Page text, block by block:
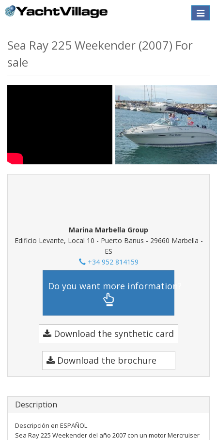
Toggle
Sea Ray 225 Weekender (2007) For
sale
Marina Marbella Group
Edificio Levante, Local 10 - Puerto Banus - 29660 Marbella -
ES
+34 952 814159
Do you want more information?
Download the synthetic card
Download the brochure
Description
Descripción en ESPAÑOL
Sea Ray 225 Weekender del año 2007 con un motor Mercruiser